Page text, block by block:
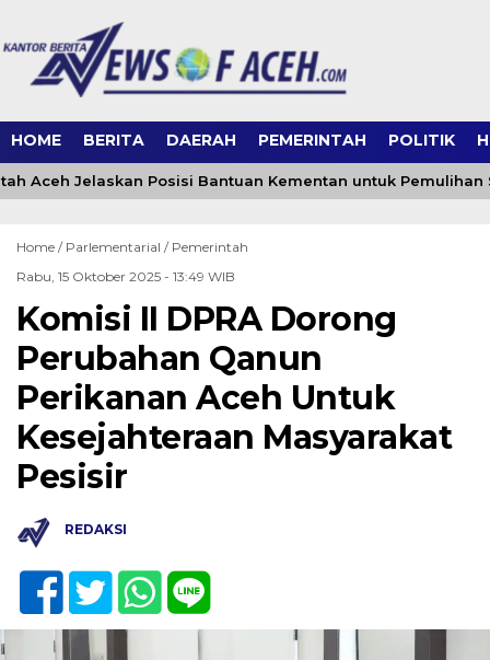
HOME BERITA DAERAH PEMERINTAH POLITIK
Aceh Jelaskan Posisi Bantuan Kementan untuk Pemulihan
Home / Parlementarial / Pemerintah
Rabu, 15 Oktober 2025 - 13:49 WIB
Komisi II DPRA Dorong
Perubahan Qanun
Perikanan Aceh Untuk
Kesejahteraan Masyarakat
Pesisir
REDAKSI